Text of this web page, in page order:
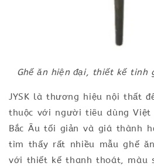
Ghế ăn hiện đại, thiết kế tinh
JYSK là thương hiệu nội thất
thuộc với người tiêu dùng Việt
Bắc Âu tối giản và giá thành
tìm thấy rất nhiều mẫu ghế
với thiết kế thanh thoát, màu